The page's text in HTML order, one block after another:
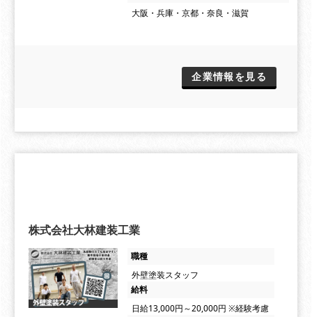
大阪・兵庫・京都・奈良・滋賀
企業情報を見る
株式会社大林建装工業
職種
外壁塗装スタッフ
給料
日給13,000円～20,000円 ※経験考慮